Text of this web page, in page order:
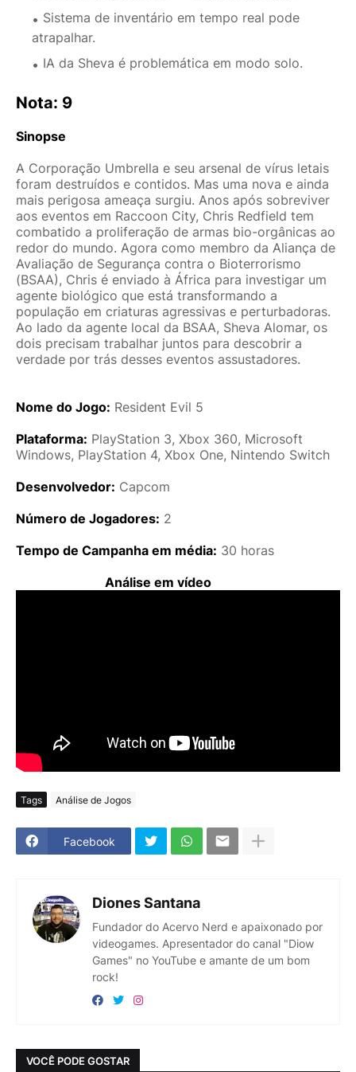
Sistema de inventário em tempo real pode
atrapalhar.
IA da Sheva é problemática em modo solo.
Nota: 9
Sinopse
A Corporação Umbrella e seu arsenal de vírus letais
foram destruídos e contidos. Mas uma nova e ainda
mais perigosa ameaça surgiu. Anos após sobreviver
aos eventos em Raccoon City, Chris Redfield tem
combatido a proliferação de armas bio-orgânicas ao
redor do mundo. Agora como membro da Aliança de
Avaliação de Segurança contra o Bioterrorismo
(BSAA), Chris é enviado à África para investigar um
agente biológico que está transformando a
população em criaturas agressivas e perturbadoras.
Ao lado da agente local da BSAA, Sheva Alomar, os
dois precisam trabalhar juntos para descobrir a
verdade por trás desses eventos assustadores.
Nome do Jogo: Resident Evil 5
Plataforma: PlayStation 3, Xbox 360, Microsoft
Windows, PlayStation 4, Xbox One, Nintendo Switch
Desenvolvedor: Capcom
Número de Jogadores: 2
Tempo de Campanha em média: 30 horas
Análise em vídeo
Tags Análise de Jogos
Facebook
Diones Santana
Fundador do Acervo Nerd e apaixonado por
videogames. Apresentador do canal "Diow
Games" no YouTube e amante de um bom
rock!
VOCÊ PODE GOSTAR